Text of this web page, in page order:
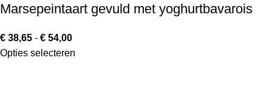
Marsepeintaart gevuld met yoghurtbavarois
€ 38,65 - € 54,00
Opties selecteren